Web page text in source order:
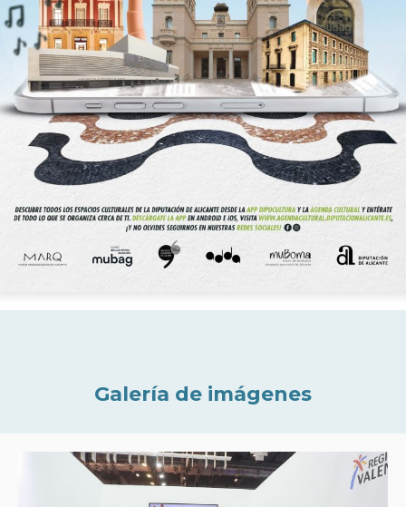
Galería de imágenes